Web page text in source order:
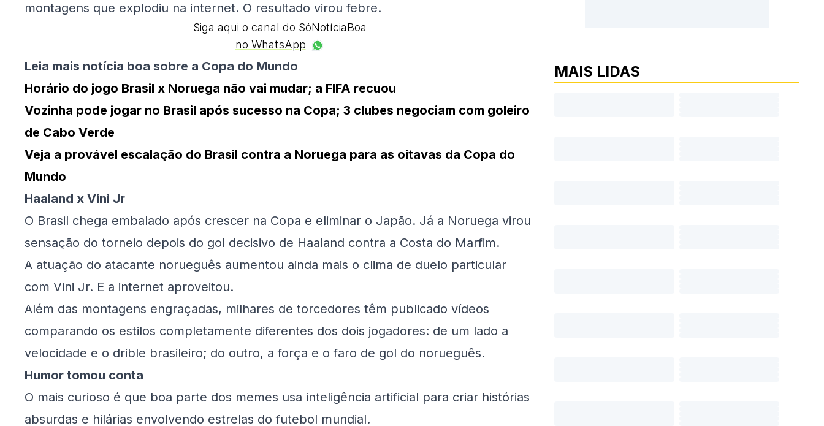
montagens que explodiu na internet. O resultado virou febre.
Siga aqui o canal do SóNotíciaBoa
no WhatsApp
Leia mais notícia boa sobre a Copa do Mundo
Horário do jogo Brasil x Noruega não vai mudar; a FIFA recuou
Vozinha pode jogar no Brasil após sucesso na Copa; 3 clubes negociam com goleiro
de Cabo Verde
Veja a provável escalação do Brasil contra a Noruega para as oitavas da Copa do
Mundo
Haaland x Vini Jr
O Brasil chega embalado após crescer na Copa e eliminar o Japão. Já a Noruega virou
sensação do torneio depois do gol decisivo de Haaland contra a Costa do Marfim.
A atuação do atacante norueguês aumentou ainda mais o clima de duelo particular
com Vini Jr. E a internet aproveitou.
Além das montagens engraçadas, milhares de torcedores têm publicado vídeos
comparando os estilos completamente diferentes dos dois jogadores: de um lado a
velocidade e o drible brasileiro; do outro, a força e o faro de gol do norueguês.
Humor tomou conta
O mais curioso é que boa parte dos memes usa inteligência artificial para criar histórias
absurdas e hilárias envolvendo estrelas do futebol mundial.
MAIS LIDAS